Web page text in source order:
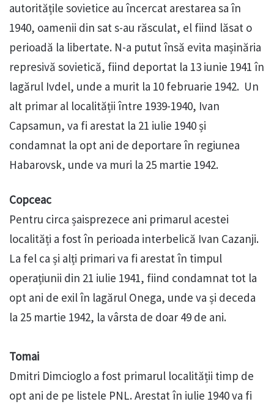
autoritățile sovietice au încercat arestarea sa în
1940, oamenii din sat s-au răsculat, el fiind lăsat o
perioadă la libertate. N-a putut însă evita mașinăria
represivă sovietică, fiind deportat la 13 iunie 1941 în
lagărul Ivdel, unde a murit la 10 februarie 1942. Un
alt primar al localității între 1939-1940, Ivan
Capsamun, va fi arestat la 21 iulie 1940 și
condamnat la opt ani de deportare în regiunea
Habarovsk, unde va muri la 25 martie 1942.
Copceac
Pentru circa șaisprezece ani primarul acestei
localități a fost în perioada interbelică Ivan Cazanji.
La fel ca și alți primari va fi arestat în timpul
operațiunii din 21 iulie 1941, fiind condamnat tot la
opt ani de exil în lagărul Onega, unde va și deceda
la 25 martie 1942, la vârsta de doar 49 de ani.
Tomai
Dmitri Dimcioglo a fost primarul localității timp de
opt ani de pe listele PNL. Arestat în iulie 1940 va fi